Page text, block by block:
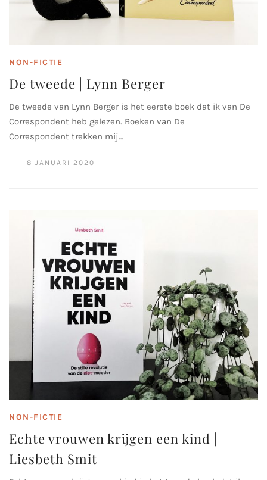
NON-FICTIE
De tweede | Lynn Berger
De tweede van Lynn Berger is het eerste boek dat ik van De
Correspondent heb gelezen. Boeken van De
Correspondent trekken mij…
8 JANUARI 2020
NON-FICTIE
Echte vrouwen krijgen een kind |
Liesbeth Smit